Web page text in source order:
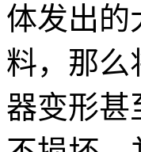
体发出的
料，那么
器变形甚